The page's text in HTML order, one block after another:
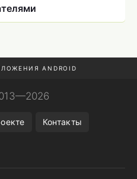
ANDROID
Контакты